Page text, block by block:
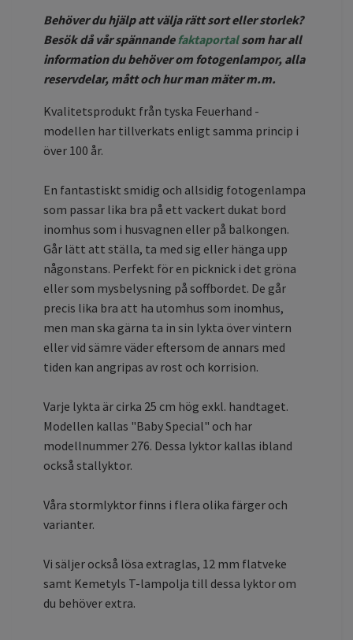
Behöver du hjälp att välja rätt sort eller storlek?
Besök då vår spännandefaktaportalsom har all
information du behöver om fotogenlampor, alla
reservdelar, mått och hur man mäter m.m.
Kvalitetsprodukt från tyska Feuerhand -
modellen har tillverkats enligt samma princip i
över 100 år.
En fantastiskt smidig och allsidig fotogenlampa
som passar lika bra på ett vackert dukat bord
inomhus som i husvagnen eller på balkongen.
Går lätt att ställa, ta med sig eller hänga upp
någonstans. Perfekt för en picknick i det gröna
eller som mysbelysning på soffbordet. De går
precis lika bra att ha utomhus som inomhus,
men man ska gärna ta in sin lykta över vintern
eller vid sämre väder eftersom de annars med
tiden kan angripas av rost och korrision.
Varje lykta är cirka 25 cm hög exkl. handtaget.
Modellen kallas "Baby Special" och har
modellnummer 276. Dessa lyktor kallas ibland
också stallyktor.
Våra stormlyktor finns i flera olika färger och
varianter.
Vi säljer också lösa extraglas, 12 mm flatveke
samt Kemetyls T-lampolja till dessa lyktor om
du behöver extra.